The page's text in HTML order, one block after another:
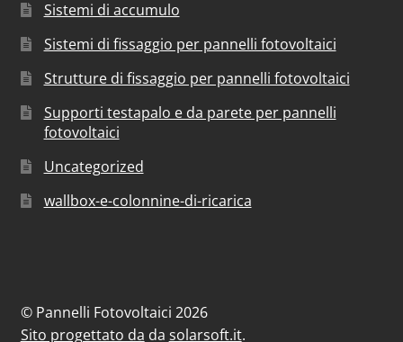
Sistemi di accumulo
Sistemi di fissaggio per pannelli fotovoltaici
Strutture di fissaggio per pannelli fotovoltaici
Supporti testapalo e da parete per pannelli
fotovoltaici
Uncategorized
wallbox-e-colonnine-di-ricarica
© Pannelli Fotovoltaici 2026
Sito progettato da da solarsoft.it.